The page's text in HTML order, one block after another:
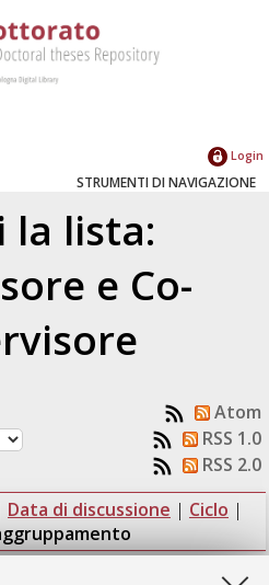
Login
STRUMENTI DI NAVIGAZIONE
la lista:
e Co-
Atom
RSS 1.0
RSS 2.0
Data di discussione | Ciclo |